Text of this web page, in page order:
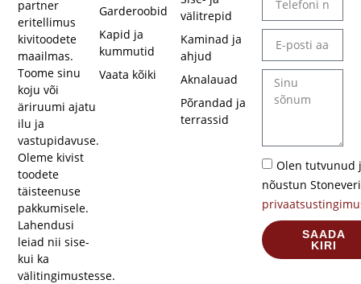
partner
eritellimus
kivitoodete
maailmas.
Toome sinu
koju või
äriruumi ajatu
ilu ja
vastupidavuse.
Oleme kivist
toodete
täisteenuse
pakkumisele.
Lahendusi
leiad nii sise-
kui ka
välitingimustesse.
välitrepid​
Kaminad ja
ahjud
Aknalauad
Põrandad ja
terrassid
Garderoobid
Kapid ja
kummutid
Vaata kõiki
Olen tutvunud
nõustun Stoneveri
SAADA
KIRI